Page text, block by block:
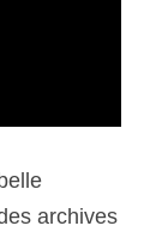
archives